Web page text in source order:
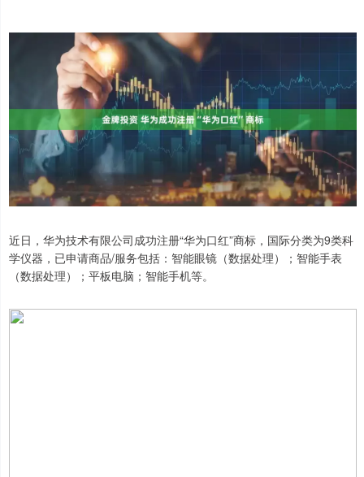
近日，华为技术有限公司成功注册“华为口红”商标，国际分类为9类科
学仪器，已申请商品/服务包括：智能眼镜（数据处理）；智能手表
（数据处理）；平板电脑；智能手机等。